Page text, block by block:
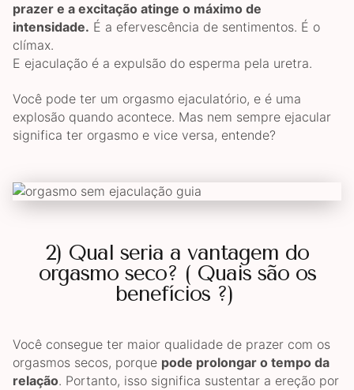
prazer e a excitação atinge o máximo de
intensidade. É a efervescência de sentimentos. É o
clímax.
E ejaculação é a expulsão do esperma pela uretra.
Você pode ter um orgasmo ejaculatório, e é uma
explosão quando acontece. Mas nem sempre ejacular
significa ter orgasmo e vice versa, entende?
2) Qual seria a vantagem do
orgasmo seco? ( Quais são os
benefícios ?)
Você consegue ter maior qualidade de prazer com os
orgasmos secos, porque pode prolongar o tempo da
relação. Portanto, isso significa sustentar a ereção por